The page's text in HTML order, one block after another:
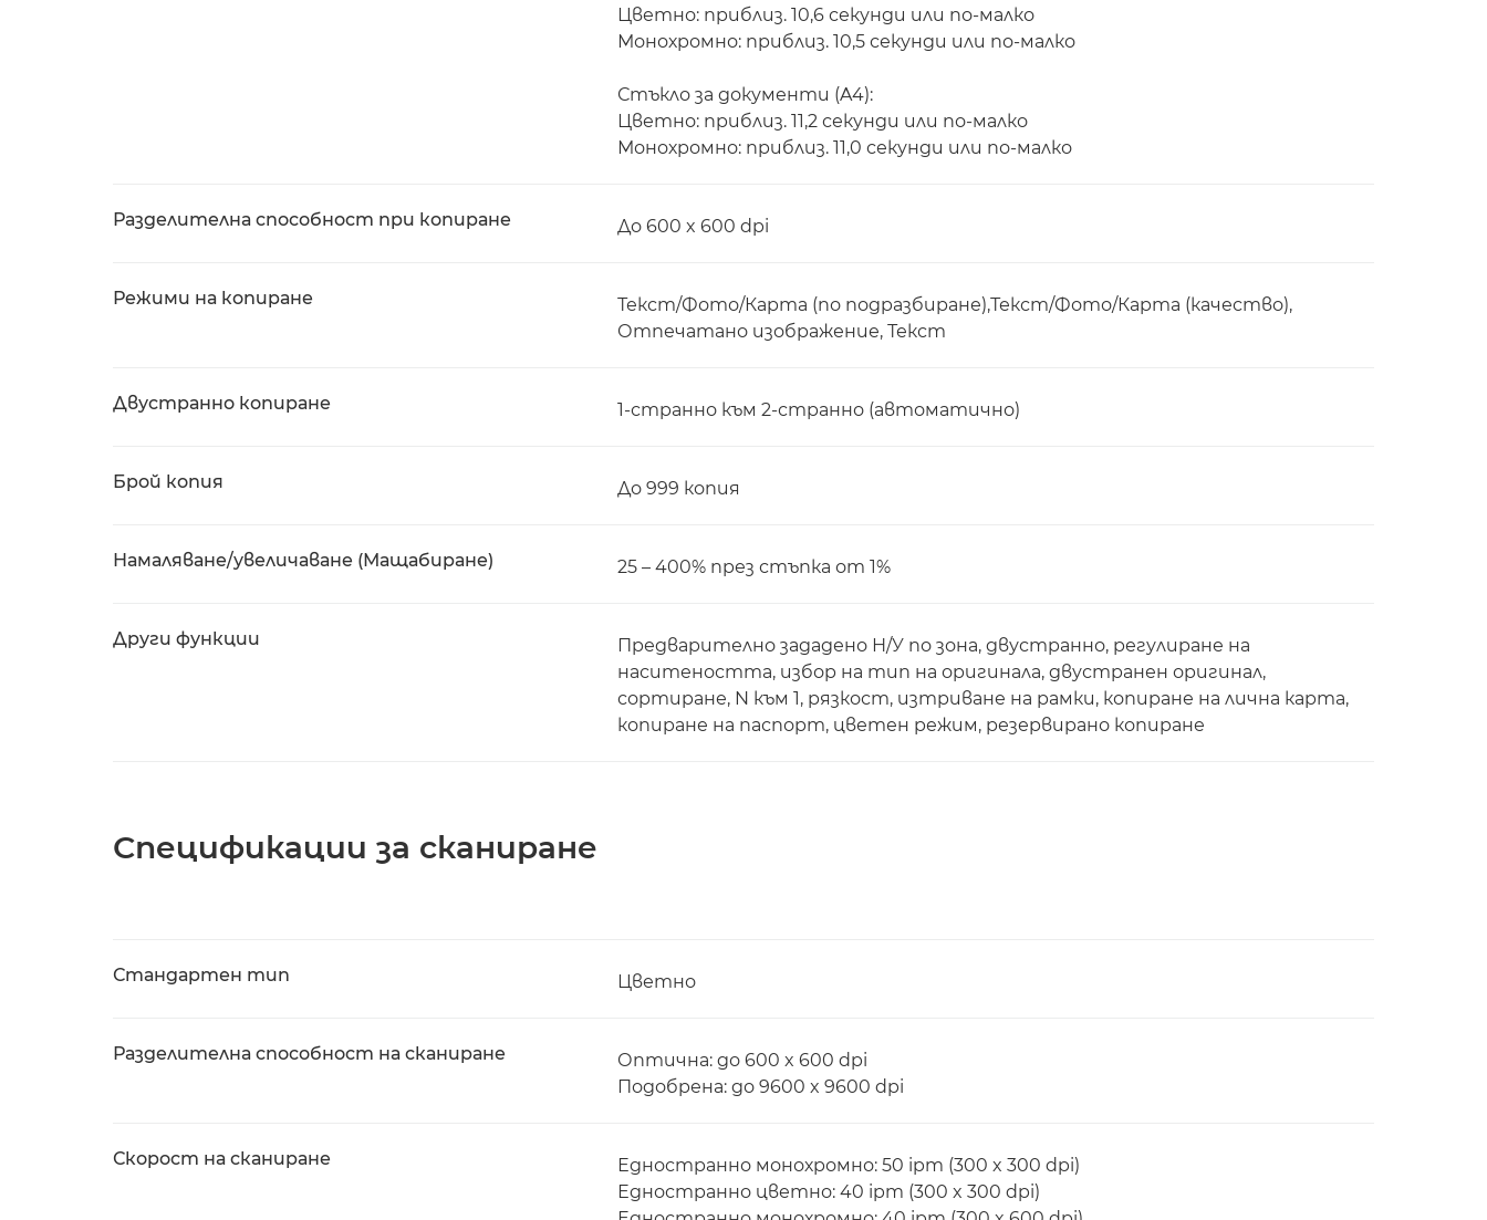
Цветно: приблиз. 10,6 секунди или по-малко
Монохромно: приблиз. 10,5 секунди или по-малко
Стъкло за документи (A4):
Цветно: приблиз. 11,2 секунди или по-малко
Монохромно: приблиз. 11,0 секунди или по-малко
Разделителна способност при копиране До 600 x 600 dpi
Режими на копиране
Текст/Фото/Карта (по подразбиране),Текст/Фото/Карта (качество),
Отпечатано изображение, Текст
Двустранно копиране 1-странно към 2-странно (автоматично)
Брой копия До 999 копия
Намаляване/увеличаване (Мащабиране) 25 – 400% през стъпка от 1%
Други функции
Предварително зададено Н/У по зона, двустранно, регулиране на
наситеността, избор на тип на оригинала, двустранен оригинал,
сортиране, N към 1, рязкост, изтриване на рамки, копиране на лична карта,
копиране на паспорт, цветен режим, резервирано копиране
Спецификации за сканиране
Стандартен тип Цветно
Разделителна способност на сканиране
Оптична: до 600 x 600 dpi
Подобрена: до 9600 x 9600 dpi
Скорост на сканиране
Едностранно монохромно: 50 ipm (300 x 300 dpi)
Едностранно цветно: 40 ipm (300 x 300 dpi)